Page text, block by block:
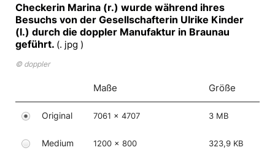
Checkerin Marina (r.) wurde während ihres
Besuchs von der Gesellschafterin Ulrike Kinder
(l.) durch die doppler Manufaktur in Braunau
geführt. (. jpg )
© doppler
Maße Größe
Original 7061 x 4707 3 MB
Medium 1200 x 800 323,9 KB